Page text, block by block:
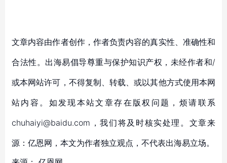
文章内容由作者创作，作者负责内容的真实性、准确性和
合法性。出海易倡导尊重与保护知识产权，未经作者和/
或本网站许可，不得复制、转载、或以其他方式使用本网
站内容。如发现本站文章存在版权问题，烦请联系
chuhaiyi@baidu.com，我们将及时核实处理。文章来
源：亿恩网，本文为作者独立观点，不代表出海易立场。